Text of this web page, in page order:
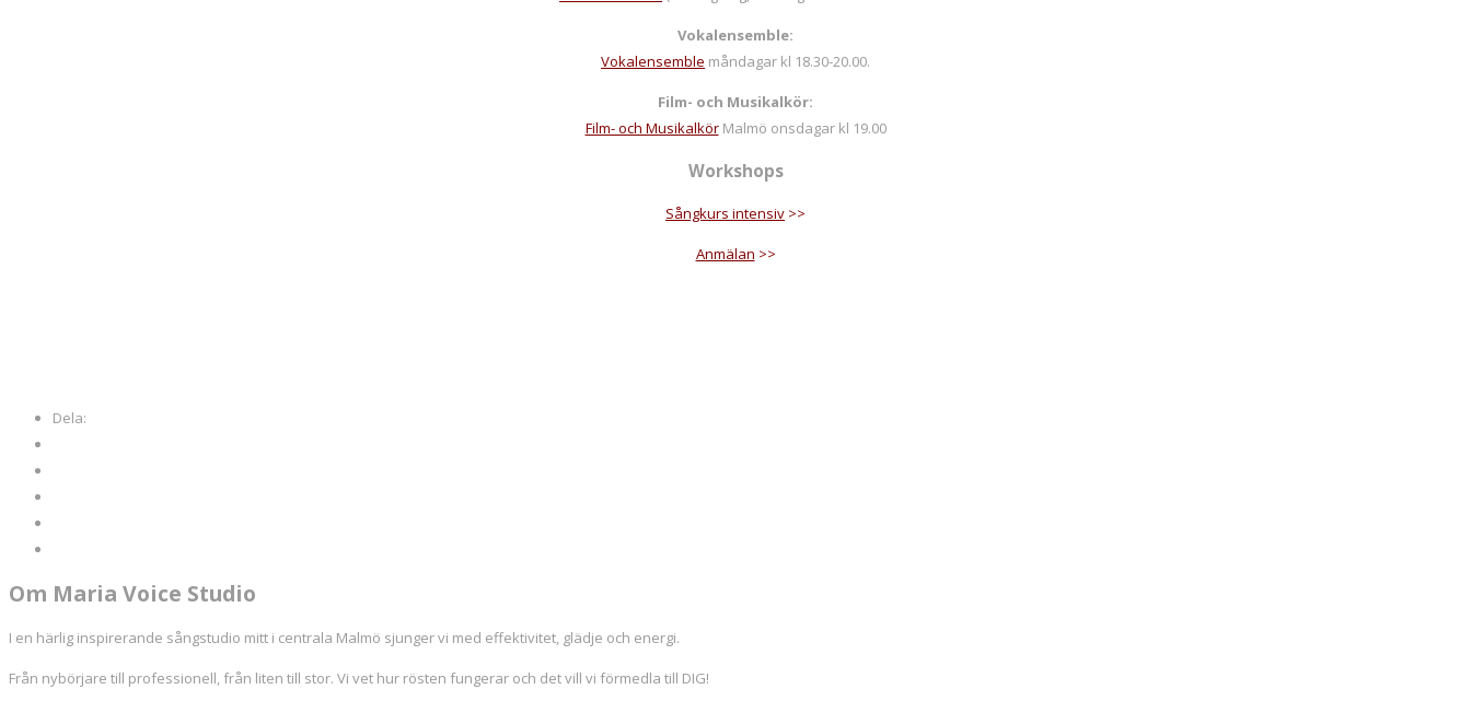
Vokalensemble:
Vokalensemble måndagar kl 18.30-20.00.
Film- och Musikalkör:
Film- och Musikalkör Malmö onsdagar kl 19.00
Workshops
Sångkurs intensiv >>
Anmälan >>
Dela:
Om Maria Voice Studio
I en härlig inspirerande sångstudio mitt i centrala Malmö sjunger vi med effektivitet, glädje och energi.
Från nybörjare till professionell, från liten till stor. Vi vet hur rösten fungerar och det vill vi förmedla till DIG!